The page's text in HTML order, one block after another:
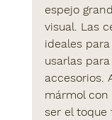
espejo
visual. Las
ideales
usarlas
accesorios.
mármol con
ser el toque